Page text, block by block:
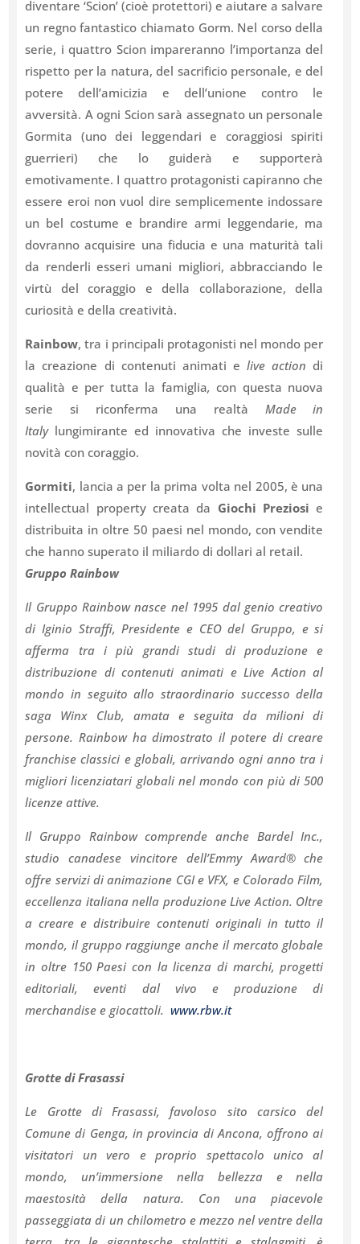
diventare ‘Scion’ (cioè protettori) e aiutare a salvare
un regno fantastico chiamato Gorm. Nel corso della
serie, i quattro Scion impareranno l’importanza del
rispetto per la natura, del sacrificio personale, e del
potere dell’amicizia e dell’unione contro le
avversità. A ogni Scion sarà assegnato un personale
Gormita (uno dei leggendari e coraggiosi spiriti
guerrieri) che lo guiderà e supporterà
emotivamente. I quattro protagonisti capiranno che
essere eroi non vuol dire semplicemente indossare
un bel costume e brandire armi leggendarie, ma
dovranno acquisire una fiducia e una maturità tali
da renderli esseri umani migliori, abbracciando le
virtù del coraggio e della collaborazione, della
curiosità e della creatività.
Rainbow, tra i principali protagonisti nel mondo per
la creazione di contenuti animati elive action di
qualità e per tutta la famiglia, con questa nuova
serie si riconferma una realtà Made in
Italylungimirante ed innovativa che investe sulle
novità con coraggio.
Gormiti, lancia a per la prima volta nel 2005, è una
intellectual property creata da Giochi Preziosi e
distribuita in oltre 50 paesi nel mondo, con vendite
che hanno superato il miliardo di dollari al retail.
Gruppo Rainbow
Il Gruppo Rainbow nasce nel 1995 dal genio creativo
di Iginio Straffi, Presidente e CEO del Gruppo, e si
afferma tra i più grandi studi di produzione e
distribuzione di contenuti animati e Live Action al
mondo in seguito allo straordinario successo della
saga Winx Club, amata e seguita da milioni di
persone. Rainbow ha dimostrato il potere di creare
franchise classici e globali, arrivando ogni anno tra i
migliori licenziatari globali nel mondo con più di 500
licenze attive.
Il Gruppo Rainbow comprende anche Bardel Inc.,
studio canadese vincitore dell’Emmy Award® che
offre servizi di animazione CGI e VFX, e Colorado Film,
eccellenza italiana nella produzione Live Action. Oltre
a creare e distribuire contenuti originali in tutto il
mondo, il gruppo raggiunge anche il mercato globale
in oltre 150 Paesi con la licenza di marchi, progetti
editoriali, eventi dal vivo e produzione di
merchandise e giocattoli.www.rbw.it
Grotte di Frasassi
Le Grotte di Frasassi, favoloso sito carsico del
Comune di Genga, in provincia di Ancona, offrono ai
visitatori un vero e proprio spettacolo unico al
mondo, un’immersione nella bellezza e nella
maestosità della natura. Con una piacevole
passeggiata di un chilometro e mezzo nel ventre della